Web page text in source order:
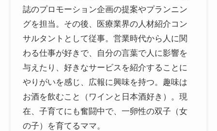
誌のプロモーション企画の提案やプランニン
グを担当。その後、医療業界の人材紹介コン
サルタントとして従事。営業時代から人に関
わる仕事が好きで、自分の言葉で人に影響を
与えたり、好きなサービスを紹介することに
やりがいを感じ、広報に興味を持つ。趣味は
お酒を飲むこと（ワインと日本酒好き）。現
在、子育てにも奮闘中で、一卵性の双子（女
の子）を育てるママ。